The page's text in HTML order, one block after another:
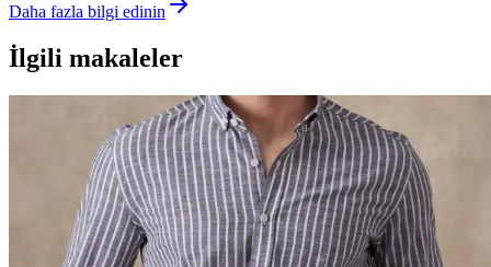
Daha fazla bilgi edinin
İlgili makaleler